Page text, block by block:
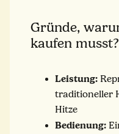
Gründe,
kaufen musst?
Leistung:
traditioneller
Hitze
Bedienung: